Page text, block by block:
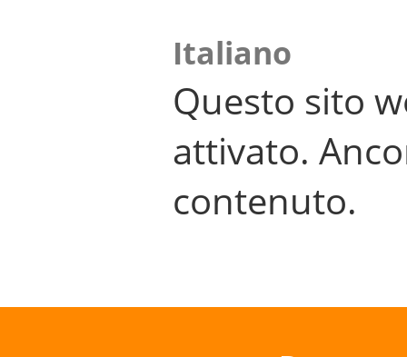
Italiano
Questo sito
attivato.
contenuto.